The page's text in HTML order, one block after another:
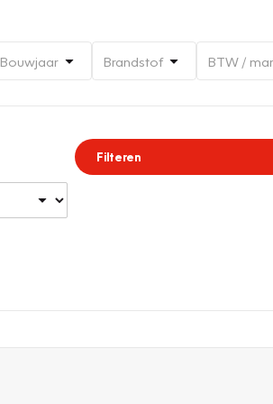
Bouwjaar Brandstof BTW /
Filteren